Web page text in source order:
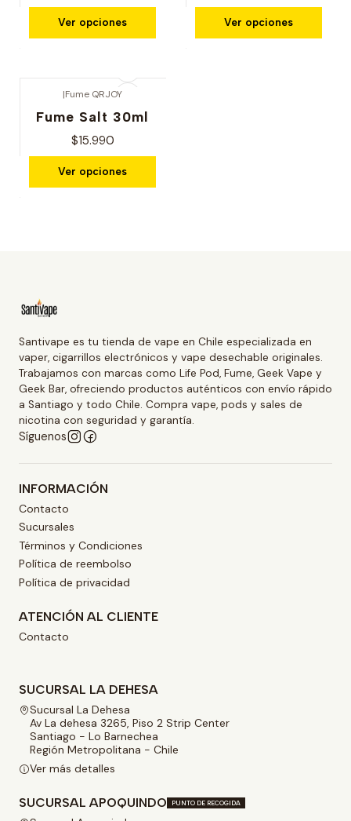
Ver opciones Ver opciones
|Fume QRJOY
Fume Salt 30ml
$15.990
Ver opciones
Santivape es tu tienda de vape en Chile especializada en
vaper, cigarrillos electrónicos y vape desechable originales.
Trabajamos con marcas como Life Pod, Fume, Geek Vape y
Geek Bar, ofreciendo productos auténticos con envío rápido
a Santiago y todo Chile. Compra vape, pods y sales de
nicotina con seguridad y garantía.
Síguenos
INFORMACIÓN
Contacto
Sucursales
Términos y Condiciones
Política de reembolso
Política de privacidad
ATENCIÓN AL CLIENTE
Contacto
SUCURSAL LA DEHESA
Sucursal La Dehesa
Av La dehesa 3265, Piso 2 Strip Center
Santiago - Lo Barnechea
Región Metropolitana - Chile
Ver más detalles
SUCURSAL APOQUINDO PUNTO DE RECOGIDA